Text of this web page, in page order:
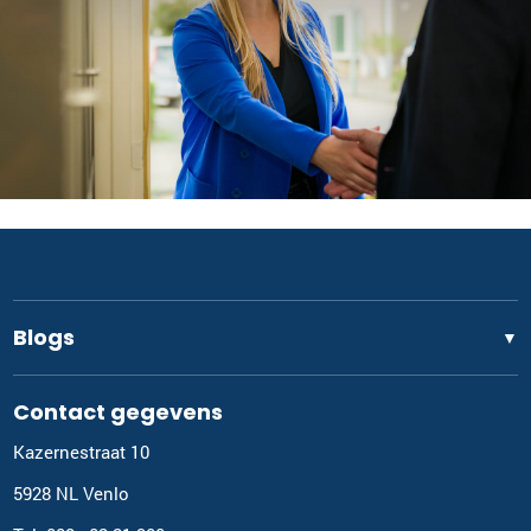
Blogs ▼
Contact gegevens
Kazernestraat 10
5928 NL Venlo